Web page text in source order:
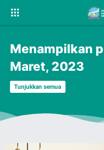
Menampilkan
Maret, 2023
Tunjukkan semua